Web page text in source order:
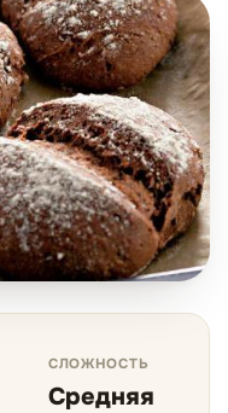
СЛОЖНОСТЬ
Средняя